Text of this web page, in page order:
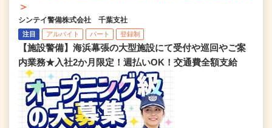
＞
シンテイ警備株式会社 千葉支社
注目 アルバイト パート 登録制
【施設警備】海浜幕張の大型施設にて受付や巡回やご案
内業務★入社2か月限定！週払いOK！交通費全額支給